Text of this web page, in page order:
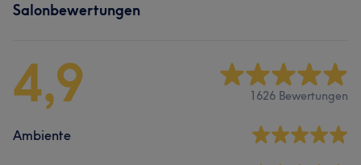
Salonbewertungen
4,9 1626 Bewertungen
Ambiente